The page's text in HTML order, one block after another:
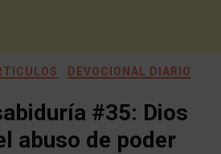
DEVOCIONAL DIARIO
#35: Dios
abuso de poder